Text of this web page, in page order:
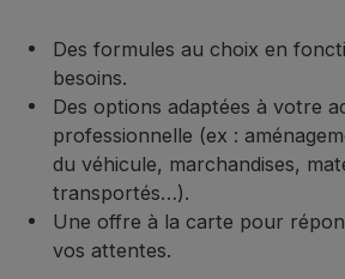
Des formules au choix en
besoins.
Des options adaptées à votre
professionnelle (ex :
du véhicule, marchandises,
transportés…).
Une offre à la carte pour
vos attentes.